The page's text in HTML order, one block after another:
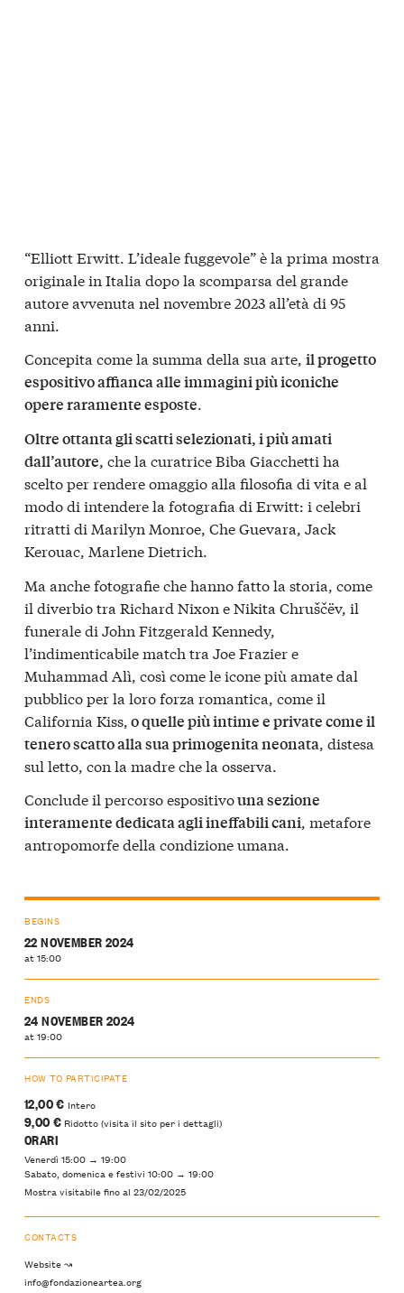
“Elliott Erwitt. L’ideale fuggevole” è la prima mostra
originale in Italia dopo la scomparsa del grande
autore avvenuta nel novembre 2023 all’età di 95
anni.
Concepita come la summa della sua arte, il progetto
espositivo affianca alle immagini più iconiche
opere raramente esposte.
Oltre ottanta gli scatti selezionati, i più amati
dall’autore, che la curatrice Biba Giacchetti ha
scelto per rendere omaggio alla filosofia di vita e al
modo di intendere la fotografia di Erwitt: i celebri
ritratti di Marilyn Monroe, Che Guevara, Jack
Kerouac, Marlene Dietrich.
Ma anche fotografie che hanno fatto la storia, come
il diverbio tra Richard Nixon e Nikita Chruščëv, il
funerale di John Fitzgerald Kennedy,
l’indimenticabile match tra Joe Frazier e
Muhammad Alì, così come le icone più amate dal
pubblico per la loro forza romantica, come il
California Kiss,o quelle più intime e private come il
tenero scatto alla sua primogenita neonata, distesa
sul letto, con la madre che la osserva.
Conclude il percorso espositivouna sezione
interamente dedicata agli ineffabili cani, metafore
antropomorfe della condizione umana.
BEGINS
22 NOVEMBER 2024
at 15:00
ENDS
24 NOVEMBER 2024
at 19:00
HOW TO PARTICIPATE
12,00 € Intero
9,00 € Ridotto (visita il sito per i dettagli)
ORARI
Venerdì 15:00 → 19:00
Sabato, domenica e festivi 10:00 → 19:00
Mostra visitabile fino al 23/02/2025
CONTACTS
Website ↝
info@fondazioneartea.org